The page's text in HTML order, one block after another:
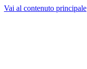
Vai al contenuto principale